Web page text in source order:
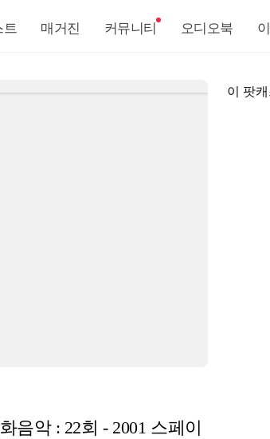
트 매거진 커뮤니티 오디오북
음악 : 22회 - 2001 스페이
이 팟